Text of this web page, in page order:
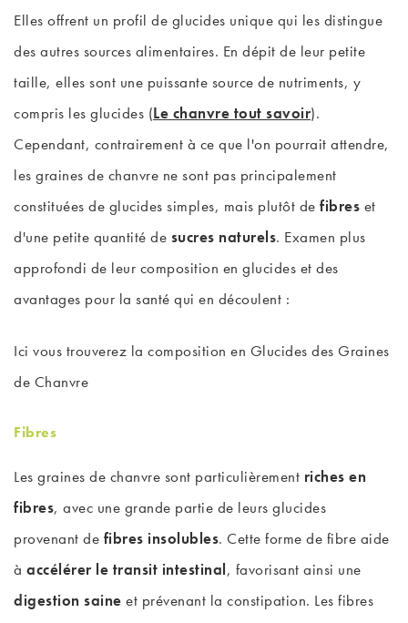
Elles offrent un profil de glucides unique qui les distingue
des autres sources alimentaires. En dépit de leur petite
taille, elles sont une puissante source de nutriments, y
compris les glucides (Le chanvre tout savoir).
Cependant, contrairement à ce que l'on pourrait attendre,
les graines de chanvre ne sont pas principalement
constituées de glucides simples, mais plutôt de fibres et
d'une petite quantité de sucres naturels. Examen plus
approfondi de leur composition en glucides et des
avantages pour la santé qui en découlent :
Ici vous trouverez la composition en Glucides des Graines
de Chanvre
Fibres
Les graines de chanvre sont particulièrement riches en
fibres, avec une grande partie de leurs glucides
provenant de fibres insolubles. Cette forme de fibre aide
à accélérer le transit intestinal, favorisant ainsi une
digestion saine et prévenant la constipation. Les fibres